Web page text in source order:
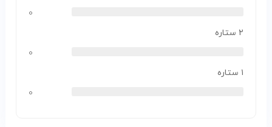
۰
۲ ستاره
۰
۱ ستاره
۰